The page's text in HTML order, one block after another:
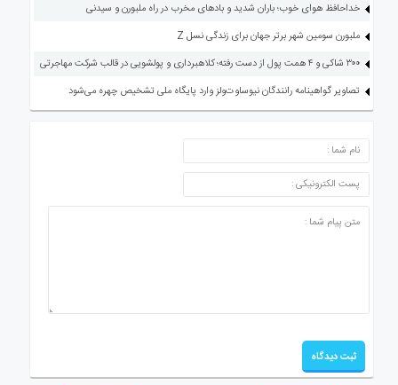
خداحافظ هوای خوب؛ باران شدید و بادهای مخرب در راه ملبورن و سیدنی
ملبورن سومین شهر برتر جهان برای زندگی نسل Z
۳۰۰ شاکی و ۴ همت پول از دست رفته؛ کلاهبرداری و پولشویی در قالب شرکت مهاجرتی
تصاویر گواهینامه رانندگان نیوساوت‌ولز وارد پایگاه ملی تشخیص چهره می‌شود
ارسال دیدگاه